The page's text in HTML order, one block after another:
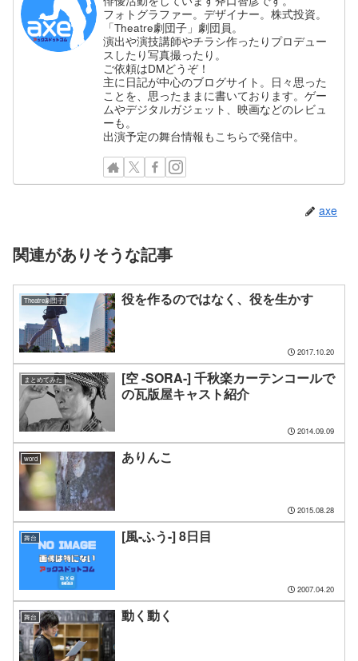
フォトグラファー。デザイナー。株式投資。
「Theatre劇団子」劇団員。
演出や演技講師やチラシ作ったりプロデュー
スしたり写真撮ったり。
ご依頼はDMどうぞ！
主に日記が中心のブログサイト。日々思った
ことを、思ったままに書いております。ゲー
ムやデジタルガジェット、映画などのレビュ
ーも。
出演予定の舞台情報もこちらで発信中。
axe
関連がありそうな記事
Theatre劇団子 役を作るのではなく、役を生かす
2017.10.20
まとめてみた
[空 -SORA-] 千秋楽カーテンコールで
の瓦版屋キャスト紹介
2014.09.09
word ありんこ
2015.08.28
舞台 [風-ふう-] 8日目
2007.04.20
舞台 動く動く